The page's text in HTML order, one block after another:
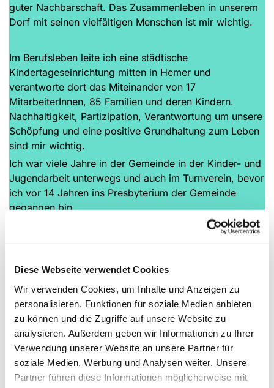
Diese Webseite verwendet Cookies
Wir verwenden Cookies, um Inhalte und Anzeigen zu
personalisieren, Funktionen für soziale Medien anbieten
zu können und die Zugriffe auf unsere Website zu
analysieren. Außerdem geben wir Informationen zu Ihrer
Verwendung unserer Website an unsere Partner für
soziale Medien, Werbung und Analysen weiter. Unsere
Partner führen diese Informationen möglicherweise mit
guter Nachbarschaft. Das Zusammenleben in unserem
Dorf mit seinen vielfältigen Menschen ist mir wichtig.
Im Berufsleben leite ich eine städtische
Kindertageseinrichtung mitten in Hemer und
verantworte dort das Miteinander von 17
MitarbeiterInnen, 85 Familien und deren Kindern.
Nachhaltigkeit, Partizipation, Verantwortung um unsere
Schöpfung und eine positive Grundhaltung zum Leben
sind mir wichtig.
Ich war viele Jahre in der Gemeinde in der Kinder- und
Jugendarbeit unterwegs und auch im Turnverein, bevor
ich vor 14 Jahren ins Presbyterium der Gemeinde
gegangen bin.
In der Kirchengemeinde Ihmert bin ich verantwortlich
Presbyterium die KirchmeisterIn. Darüber hinaus
bereite ich die Sitzungen des Presbyteriums vor und
verantworte mit Pfarrerin Gaby Bach die
Geschäftsführung der Gemeinde.
Im Kirchenkreis Iserlohn bin ich seit 14 Jahren im
Kreissynodalvorstand und setzte mich unter anderem
für die finanziellen Belange der ev.